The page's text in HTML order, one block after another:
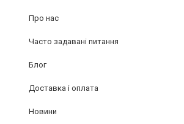
Про нас
Часто задавані питання
Блог
Доставка і оплата
Новини